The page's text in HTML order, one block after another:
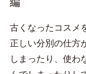
古くなったコスメ
正しい分別の仕方
しまったり、使わ